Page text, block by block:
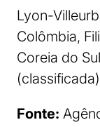
Lyon-
Colômbia,
Coreia do
Fonte: